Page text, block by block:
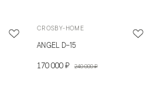
CROSBY-HOME
ANGEL D-15
170 000 ₽ 240 000 ₽